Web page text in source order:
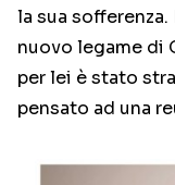
la sua
nuovo legame di
per lei è stato
pensato ad una